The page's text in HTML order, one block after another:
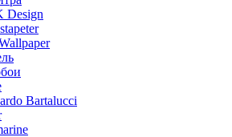
Design
Bartalucci